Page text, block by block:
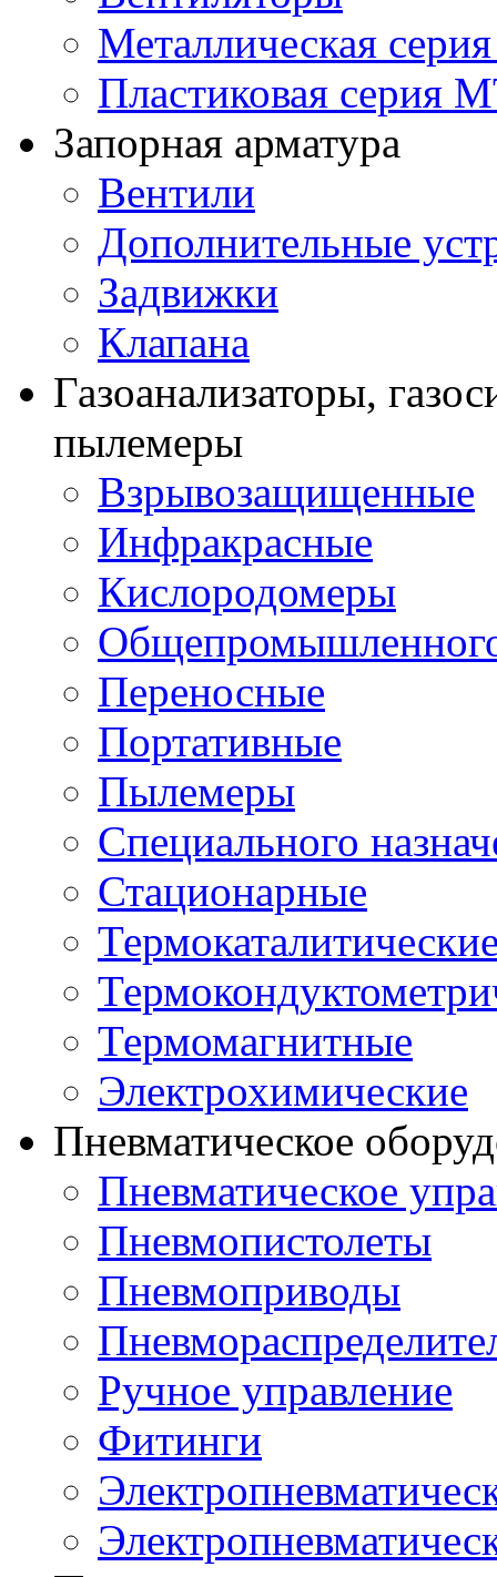
Металлическая
Пластиковая серия
Запорная арматура
Вентили
Дополнительные
Задвижки
Клапана
Газоанализаторы,
пылемеры
Взрывозащищенные
Инфракрасные
Кислородомеры
Переносные
Портативные
Пылемеры
Специального
Стационарные
Термомагнитные
Электрохимические
Пневматическое
Пневматическое
Пневмопистолеты
Пневмоприводы
Ручное управление
Фитинги